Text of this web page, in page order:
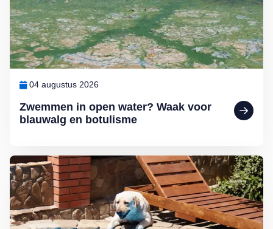
Zwemmen in open water? Waak voor
blauwalg en botulisme
04 augustus 2026
Lees meer over De hondsdagen zijn begonnen: waarom voedsel